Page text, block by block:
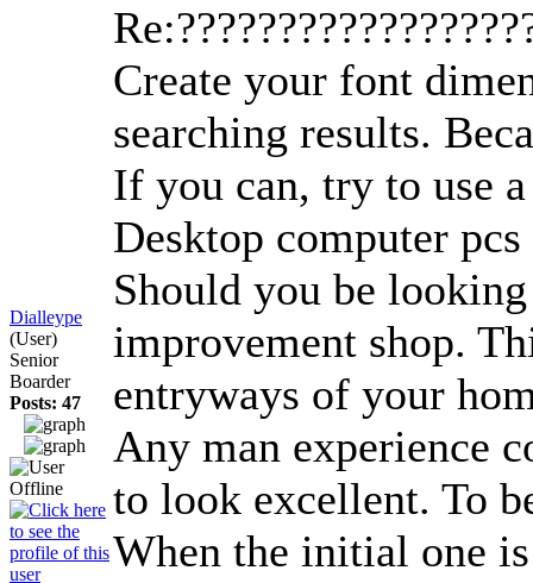
Dialleype
(User)
Senior
Boarder
Posts: 47
Create your font
searching results.
If you can, try to use
Desktop computer
Should you be
improvement shop.
entryways of your
Any man experience
to look excellent. To
When the initial one